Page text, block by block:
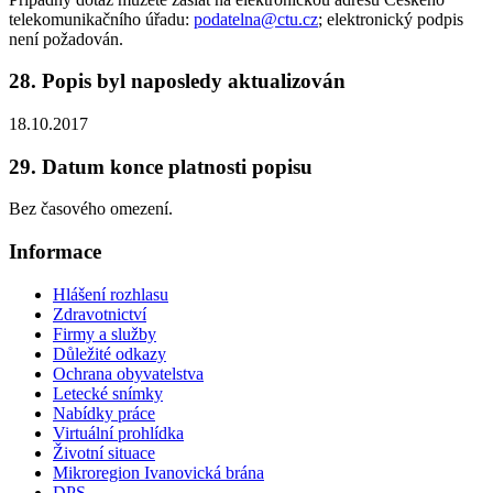
telekomunikačního úřadu: podatelna@ctu.cz; elektronický podpis
není požadován.
28. Popis byl naposledy aktualizován
18.10.2017
29. Datum konce platnosti popisu
Bez časového omezení.
Informace
Hlášení rozhlasu
Zdravotnictví
Firmy a služby
Důležité odkazy
Ochrana obyvatelstva
Letecké snímky
Nabídky práce
Virtuální prohlídka
Životní situace
Mikroregion Ivanovická brána